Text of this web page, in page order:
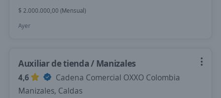
$ 2.000.000,00 (Mensual)
Ayer
Auxiliar de tienda / Manizales
4,6
Cadena Comercial OXXO Colombia
Manizales, Caldas